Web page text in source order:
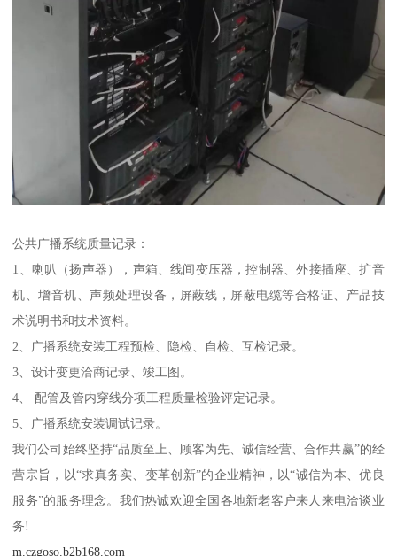
公共广播系统质量记录：
1、喇叭（扬声器），声箱、线间变压器，控制器、外接插座、扩音
机、增音机、声频处理设备，屏蔽线，屏蔽电缆等合格证、产品技
术说明书和技术资料。
2、广播系统安装工程预检、隐检、自检、互检记录。
3、设计变更洽商记录、竣工图。
4、 配管及管内穿线分项工程质量检验评定记录。
5、广播系统安装调试记录。
我们公司始终坚持“品质至上、顾客为先、诚信经营、合作共赢”的经
营宗旨，以“求真务实、变革创新”的企业精神，以“诚信为本、优良
服务”的服务理念。我们热诚欢迎全国各地新老客户来人来电洽谈业
务!
m.czgoso.b2b168.com